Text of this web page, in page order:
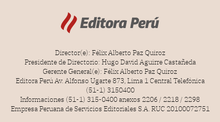
Director(e): Félix Alberto Paz Quiroz
Presidente de Directorio: Hugo David Aguirre Castañeda
Gerente General(e): Félix Alberto Paz Quiroz
Editora Perú Av. Alfonso Ugarte 873, Lima 1 Central Telefónica
(51-1) 3150400
Informaciones (51-1) 315-0400 anexos 2206 / 2218 / 2298
Empresa Peruana de Servicios Editoriales S.A. RUC 20100072751